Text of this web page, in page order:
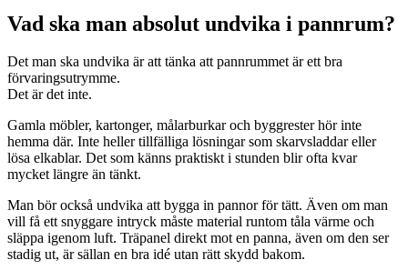
Vad ska man absolut undvika i pannrum?
Det man ska undvika är att tänka att pannrummet är ett bra
förvaringsutrymme.
Det är det inte.
Gamla möbler, kartonger, målarburkar och byggrester hör inte
hemma där. Inte heller tillfälliga lösningar som skarvsladdar eller
lösa elkablar. Det som känns praktiskt i stunden blir ofta kvar
mycket längre än tänkt.
Man bör också undvika att bygga in pannor för tätt. Även om man
vill få ett snyggare intryck måste material runtom tåla värme och
släppa igenom luft. Träpanel direkt mot en panna, även om den ser
stadig ut, är sällan en bra idé utan rätt skydd bakom.